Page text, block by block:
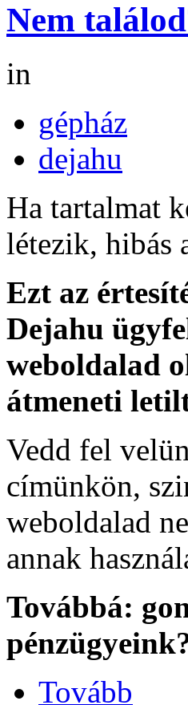
Nem
in
gépház
dejahu
Ha tartalmat
létezik, hibás
Ezt az
Dejahu
weboldalad
átmeneti
Vedd fel
címünkön,
weboldalad
annak
Továbbá:
Tovább